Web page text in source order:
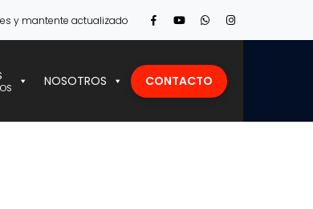
y mantente actualizado
Facebook
Profile
Youtube
Profile
Vimeo
Profile
Instagram
Profile
NOSOTROS CONTACTO